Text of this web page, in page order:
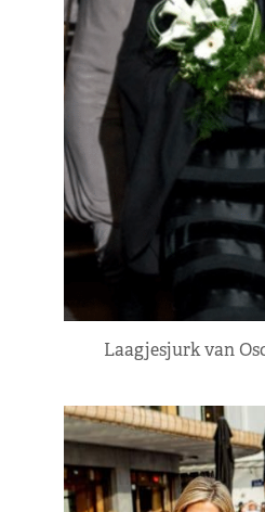
Laagjesjurk van